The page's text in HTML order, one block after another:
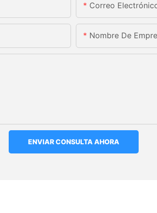
Correo
Nombre De
ENVIAR CONSULTA AHORA